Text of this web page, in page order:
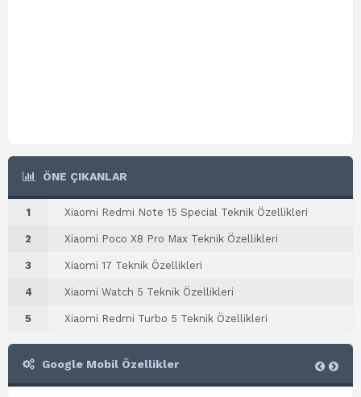
ÖNE ÇIKANLAR
1 Xiaomi Redmi Note 15 Special Teknik Özellikleri
2 Xiaomi Poco X8 Pro Max Teknik Özellikleri
3 Xiaomi 17 Teknik Özellikleri
4 Xiaomi Watch 5 Teknik Özellikleri
5 Xiaomi Redmi Turbo 5 Teknik Özellikleri
Google Mobil Özellikler